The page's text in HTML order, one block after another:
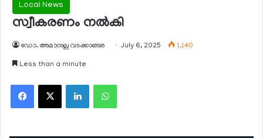
Local News
സ്വീകരണം നല്‍കി
ഡോ. അമാനുല്ല വടക്കാങ്ങര July 6, 2025 1,140
Less than a minute
Facebook
X LinkedInWhatsApp